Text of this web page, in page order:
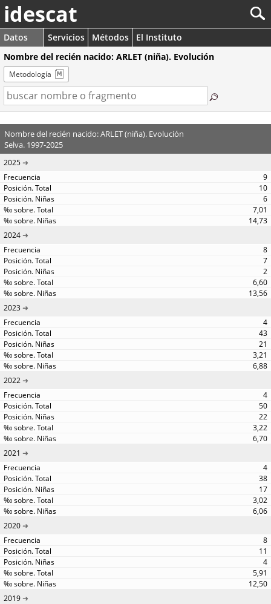
idescat
Datos Servicios Métodos
El Instituto
Nombre del recién nacido: ARLET (niña). Evolución
Metodología
Nombre del recién nacido: ARLET (niña). Evolución
Selva. 1997-2025
2025
9
10
6
7,01
14,73
2024
8
7
2
6,60
13,56
2023
4
43
21
3,21
6,88
2022
4
50
22
3,22
6,70
2021
4
38
17
3,02
6,06
2020
8
11
4
5,91
12,50
2019